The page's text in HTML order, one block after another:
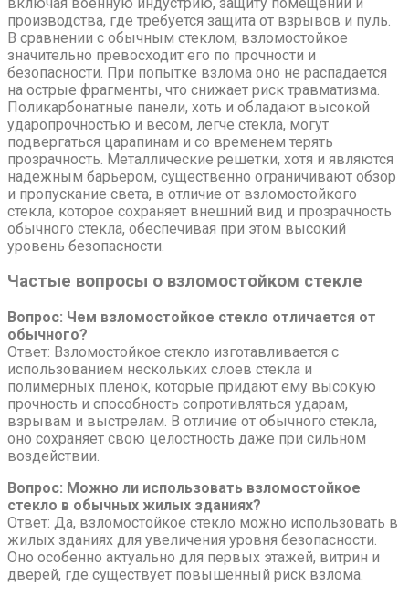
производства, где требуется защита от взрывов и пуль.
В сравнении с обычным стеклом, взломостойкое
значительно превосходит его по прочности и
безопасности. При попытке взлома оно не распадается
на острые фрагменты, что снижает риск травматизма.
Поликарбонатные панели, хоть и обладают высокой
ударопрочностью и весом, легче стекла, могут
подвергаться царапинам и со временем терять
прозрачность. Металлические решетки, хотя и являются
надежным барьером, существенно ограничивают обзор
и пропускание света, в отличие от взломостойкого
стекла, которое сохраняет внешний вид и прозрачность
обычного стекла, обеспечивая при этом высокий
уровень безопасности.
Частые вопросы о взломостойком стекле
Вопрос: Чем взломостойкое стекло отличается от
обычного?
Ответ: Взломостойкое стекло изготавливается с
использованием нескольких слоев стекла и
полимерных пленок, которые придают ему высокую
прочность и способность сопротивляться ударам,
взрывам и выстрелам. В отличие от обычного стекла,
оно сохраняет свою целостность даже при сильном
воздействии.
Вопрос: Можно ли использовать взломостойкое
стекло в обычных жилых зданиях?
Ответ: Да, взломостойкое стекло можно использовать в
жилых зданиях для увеличения уровня безопасности.
Оно особенно актуально для первых этажей, витрин и
дверей, где существует повышенный риск взлома.